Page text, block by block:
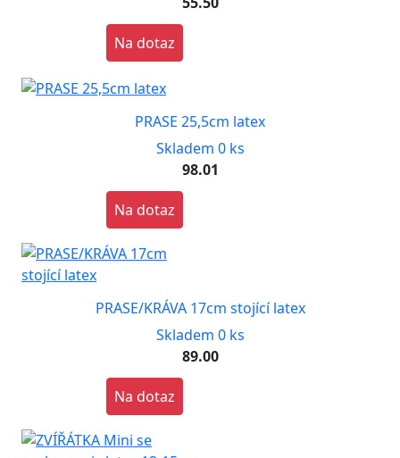
Na dotaz
PRASE 25,5cm latex
Skladem 0 ks
98.01
Na dotaz
PRASE/KRÁVA 17cm stojící latex
Skladem 0 ks
89.00
Na dotaz